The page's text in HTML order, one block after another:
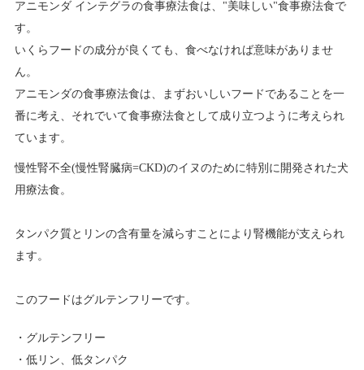
アニモンダ インテグラの食事療法食は、"美味しい"食事療法食で
す。
いくらフードの成分が良くても、食べなければ意味がありませ
ん。
アニモンダの食事療法食は、まずおいしいフードであることを一
番に考え、それでいて食事療法食として成り立つように考えられ
ています。
慢性腎不全(慢性腎臓病=CKD)のイヌのために特別に開発された犬
用療法食。
タンパク質とリンの含有量を減らすことにより腎機能が支えられ
ます。
このフードはグルテンフリーです。
グルテンフリー
低リン、低タンパク